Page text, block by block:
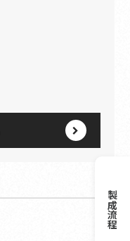
製成流程